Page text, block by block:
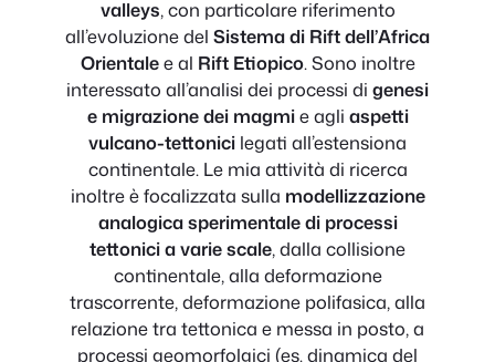
valleys, con particolare riferimento
all’evoluzione del Sistema di Rift dell’Africa
Orientalee al Rift Etiopico. Sono inoltre
interessato all’analisi dei processi di genesi
e migrazione dei magmie agli aspetti
vulcano-tettonici legati all’estensiona
continentale. Le mia attività di ricerca
inoltre è focalizzata sulla modellizzazione
analogica sperimentale di processi
tettonici a varie scale, dalla collisione
continentale, alla deformazione
trascorrente, deformazione polifasica, alla
relazione tra tettonica e messa in posto, a
processi geomorfolgici (es. dinamica del